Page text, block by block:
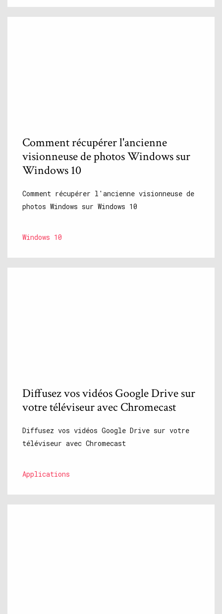
Comment récupérer l'ancienne
visionneuse de photos Windows sur
Windows 10
Comment récupérer l'ancienne visionneuse de
photos Windows sur Windows 10
Windows 10
Diffusez vos vidéos Google Drive sur
votre téléviseur avec Chromecast
Diffusez vos vidéos Google Drive sur votre
téléviseur avec Chromecast
Applications